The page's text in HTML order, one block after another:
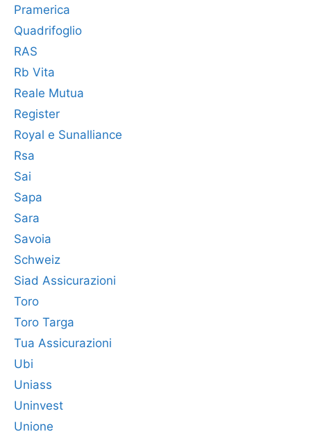
Pramerica
Quadrifoglio
RAS
Rb Vita
Reale Mutua
Register
Royal e Sunalliance
Rsa
Sai
Sapa
Sara
Savoia
Schweiz
Siad Assicurazioni
Toro
Toro Targa
Tua Assicurazioni
Ubi
Uniass
Uninvest
Unione